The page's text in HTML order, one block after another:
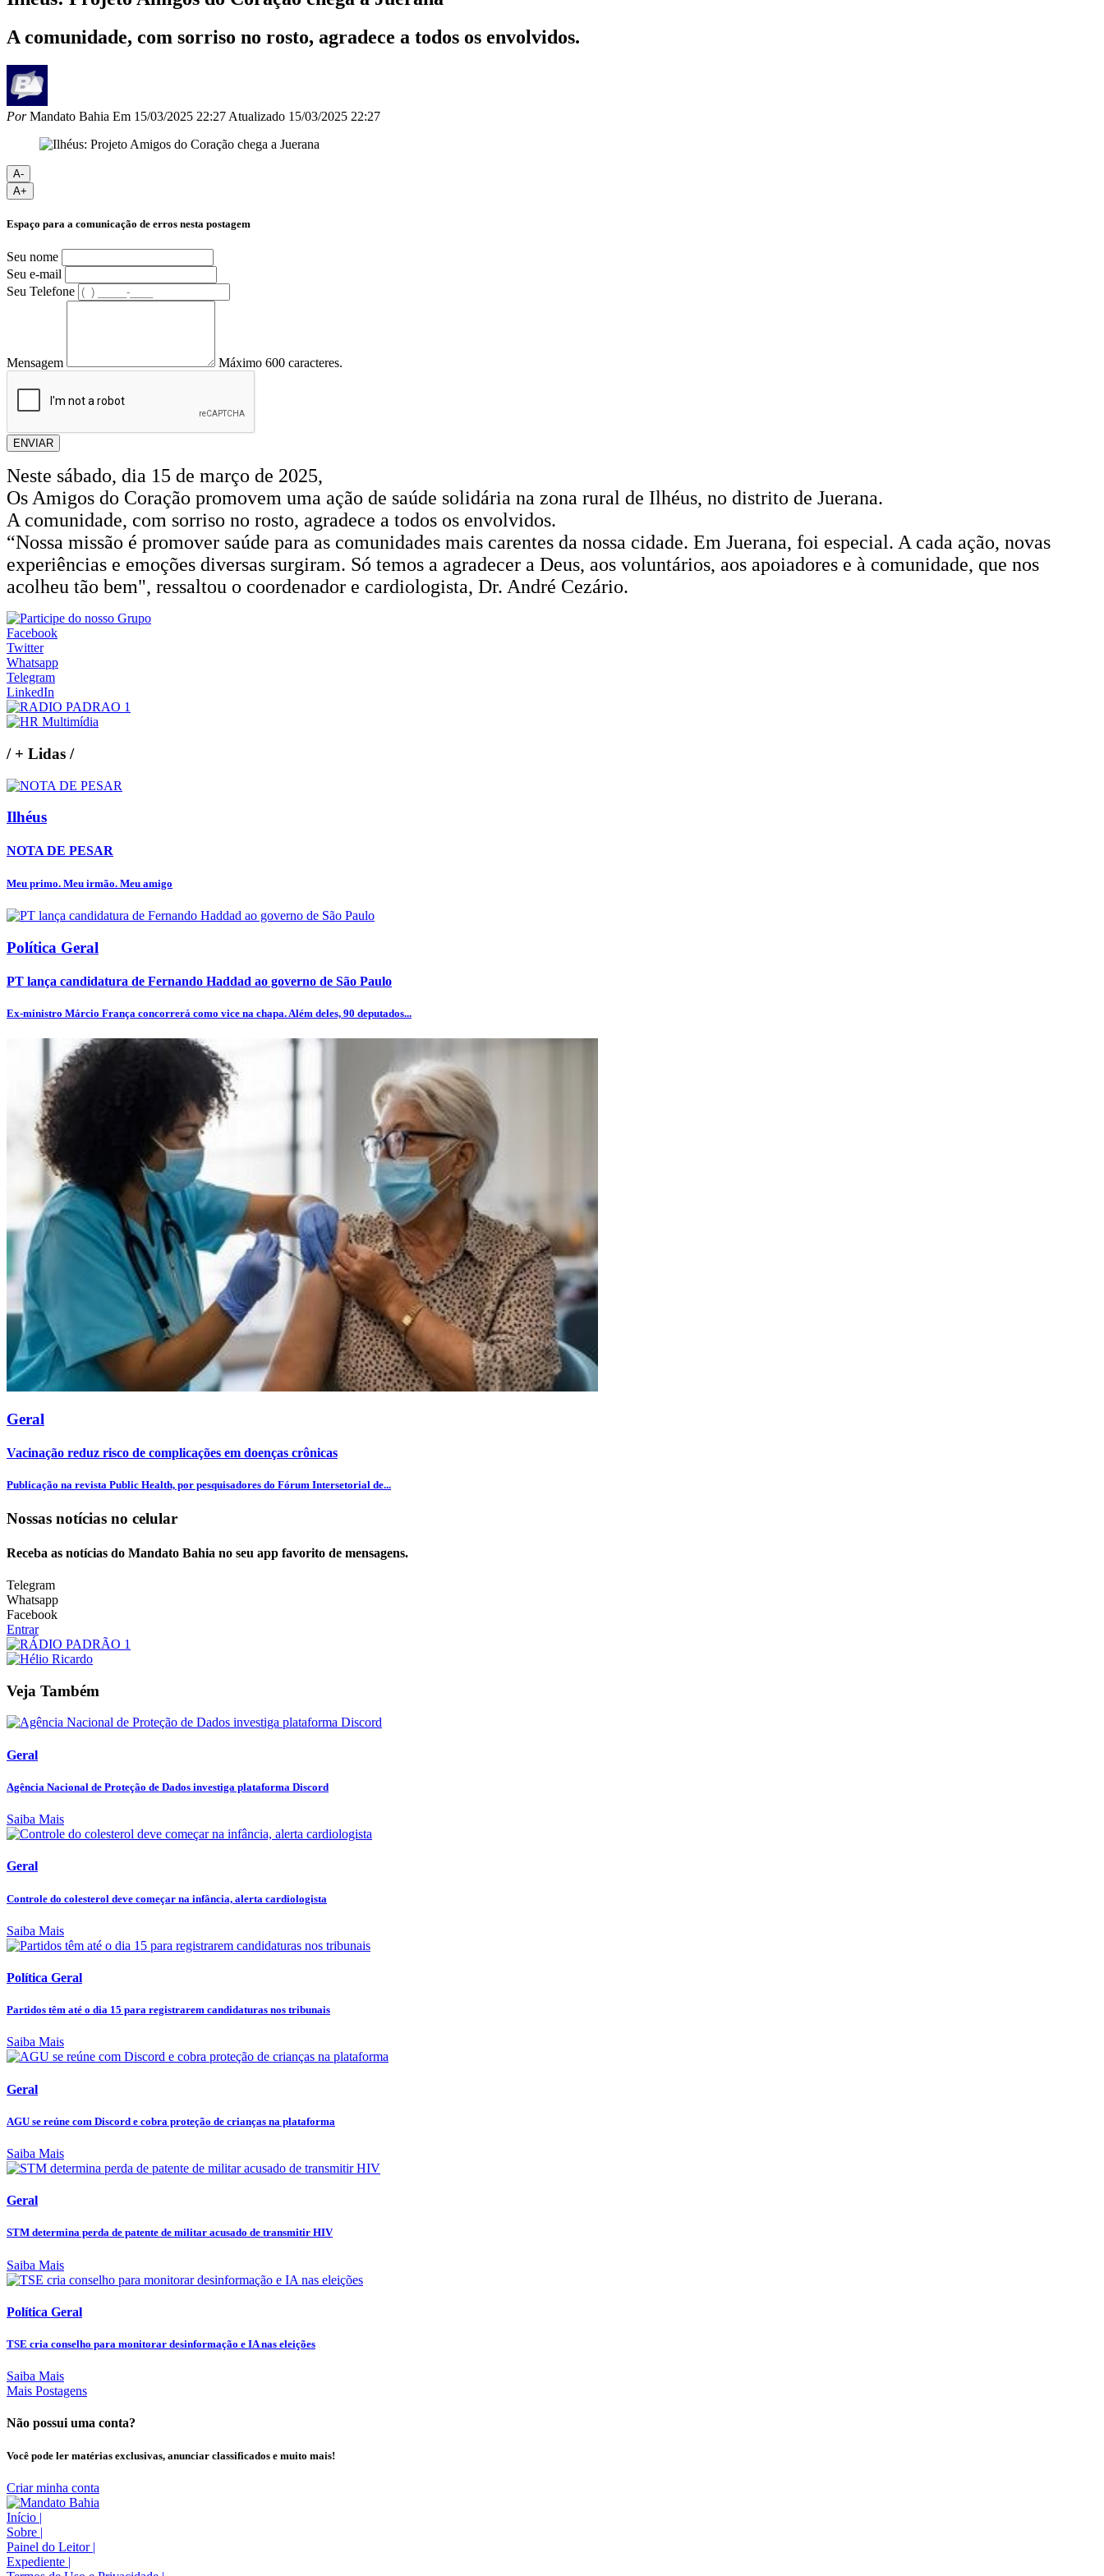
A comunidade, com sorriso no rosto, agradece a todos os envolvidos.
PorMandato Bahia Em 15/03/2025 22:27 Atualizado 15/03/2025 22:27
A-
A+
Espaço para a comunicação de erros nesta postagem
Seu nome
Seu e-mail
Seu Telefone
Mensagem Máximo 600 caracteres.
ENVIAR
Neste sábado, dia 15 de março de 2025,
Os Amigos do Coração promovem uma ação de saúde solidária na zona rural de Ilhéus, no distrito de Juerana.
A comunidade, com sorriso no rosto, agradece a todos os envolvidos.
“Nossa missão é promover saúde para as comunidades mais carentes da nossa cidade. Em Juerana, foi especial. A cada ação, novas
experiências e emoções diversas surgiram. Só temos a agradecer a Deus, aos voluntários, aos apoiadores e à comunidade, que nos
acolheu tão bem", ressaltou o coordenador e cardiologista, Dr. André Cezário.
Facebook
Twitter
Whatsapp
Telegram
LinkedIn
/+ Lidas /
Ilhéus
NOTA DE PESAR
Meu primo. Meu irmão. Meu amigo
Política Geral
PT lança candidatura de Fernando Haddad ao governo de São Paulo
Ex-ministro Márcio França concorrerá como vice na chapa. Além deles, 90 deputados...
Geral
Vacinação reduz risco de complicações em doenças crônicas
Publicação na revista Public Health, por pesquisadores do Fórum Intersetorial de...
Nossas notícias no celular
Receba as notícias do Mandato Bahia no seu app favorito de mensagens.
Telegram
Whatsapp
Facebook
Entrar
Veja Também
Geral
Agência Nacional de Proteção de Dados investiga plataforma Discord
Saiba Mais
Geral
Controle do colesterol deve começar na infância, alerta cardiologista
Saiba Mais
Política Geral
Partidos têm até o dia 15 para registrarem candidaturas nos tribunais
Saiba Mais
Geral
AGU se reúne com Discord e cobra proteção de crianças na plataforma
Saiba Mais
Geral
STM determina perda de patente de militar acusado de transmitir HIV
Saiba Mais
Política Geral
TSE cria conselho para monitorar desinformação e IA nas eleições
Saiba Mais
Mais Postagens
Não possui uma conta?
Você pode ler matérias exclusivas, anunciar classificados e muito mais!
Criar minha conta
Início |
Sobre |
Painel do Leitor |
Expediente |